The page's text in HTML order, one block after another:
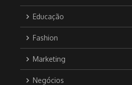
Educação
Fashion
Marketing
Negócios